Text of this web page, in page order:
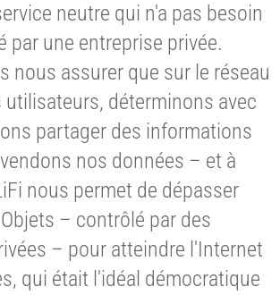
neutre qui n'a pas besoin
par une entreprise privée.
nous assurer que sur le réseau
utilisateurs, déterminons avec
partager des informations
nos données – et à
nous permet de dépasser
– contrôlé par des
– pour atteindre l'Internet
qui était l'idéal démocratique